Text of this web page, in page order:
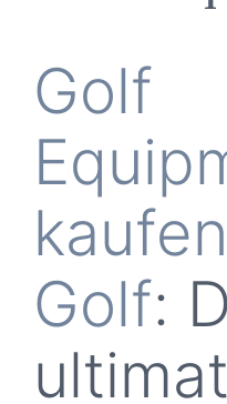
Golf
Golf: